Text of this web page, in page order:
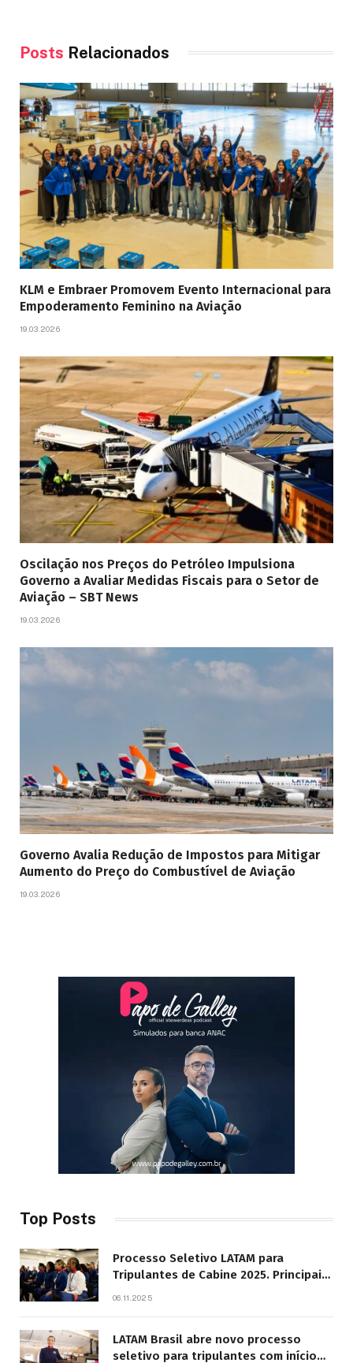
Posts Relacionados
KLM e Embraer Promovem Evento Internacional para
Empoderamento Feminino na Aviação
19.03.2026
Oscilação nos Preços do Petróleo Impulsiona
Governo a Avaliar Medidas Fiscais para o Setor de
Aviação – SBT News
19.03.2026
Governo Avalia Redução de Impostos para Mitigar
Aumento do Preço do Combustível de Aviação
19.03.2026
Top Posts
Processo Seletivo LATAM para
Tripulantes de Cabine 2025. Principais
06.11.2025
LATAM Brasil abre novo processo
seletivo para tripulantes com início